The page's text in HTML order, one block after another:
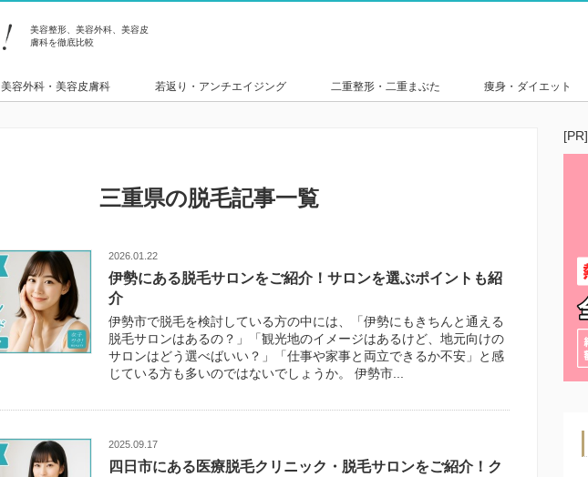
美容整形、美容外科、美容皮
膚科を徹底比較
美容外科・美容皮膚科 若返り・アンチエイジング 二重整形・二重まぶた 痩身・ダイエット
三重県の脱毛記事一覧
2026.01.22
伊勢にある脱毛サロンをご紹介！サロンを選ぶポイントも紹
介
伊勢市で脱毛を検討している方の中には、「伊勢にもきちんと通える
脱毛サロンはあるの？」「観光地のイメージはあるけど、地元向けの
サロンはどう選べばいい？」「仕事や家事と両立できるか不安」と感
じている方も多いのではないでしょうか。 伊勢市...
2025.09.17
四日市にある医療脱毛クリニック・脱毛サロンをご紹介！ク
[PR]